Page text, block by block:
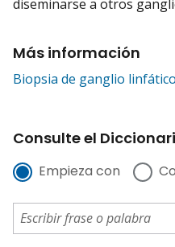
diseminarse a otros
Más información
Biopsia de ganglio
Consulte el
Empieza con